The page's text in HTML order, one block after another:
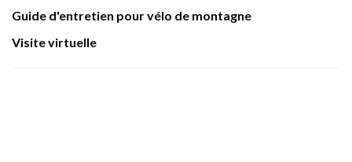
Guide d'entretien pour vélo de montagne
Visite virtuelle